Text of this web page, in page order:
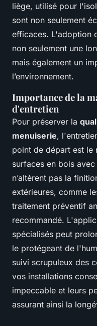
liège, utilisé pour
sont non seulement
efficaces. L'adoption
non seulement une
mais également un
l’environnement.
Importance de la
d'entretien
Pour préserver la
menuiserie,
point de départ est le
surfaces en bois
n’altèrent pas la
extérieures, comme
traitement préventif
recommandé.
spécialisés peut
le protégeant de
suivi scrupuleux des
vos installations
impeccable et leurs
assurant ainsi la